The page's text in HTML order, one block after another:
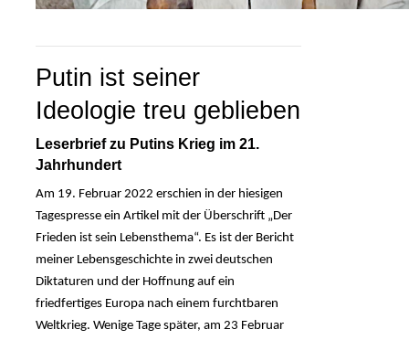
Putin ist seiner
Ideologie treu geblieben
Leserbrief zu Putins Krieg im 21.
Jahrhundert
Am 19. Februar 2022 erschien in der hiesigen
Tagespresse ein Artikel mit der Überschrift „Der
Frieden ist sein Lebensthema“. Es ist der Bericht
meiner Lebensgeschichte in zwei deutschen
Diktaturen und der Hoffnung auf ein
friedfertiges Europa nach einem furchtbaren
Weltkrieg. Wenige Tage später, am 23 Februar